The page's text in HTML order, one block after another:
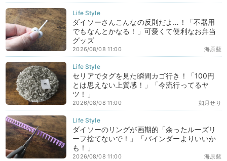
ダイソーさんこんなの反則だよ…！「不器用
でもなんとかなる！」可愛くて便利なお弁当
グッズ
海原藍
2026/08/08 11:00
セリアでタグを見た瞬間カゴ行き！「100円
とは思えない上質感！」「今流行ってるヤ
ツ！」
如月せり
2026/08/08 11:00
ダイソーのリングが画期的「余ったルーズリ
ーフ捨てないで！」「バインダーよりいいか
も！」
海原藍
2026/08/08 11:00